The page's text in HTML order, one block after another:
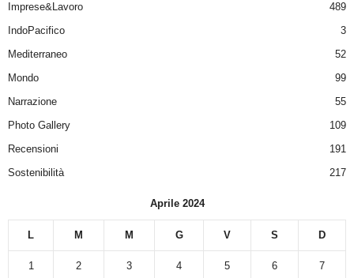
Imprese&Lavoro
489
IndoPacifico
3
Mediterraneo
52
Mondo
99
Narrazione
55
Photo Gallery
109
Recensioni
191
Sostenibilità
217
Aprile 2024
L M M G V S D
1 2 3 4 5 6 7